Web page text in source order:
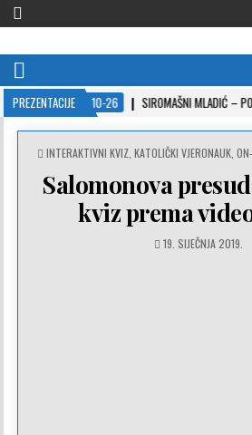
VJERONAUČNI PORTAL
PREZENTACIJE
2022-10-26 SIROMAŠNI MLADIĆ – POUČNA
POSTED
INTERAKTIVNI KVIZ KATOLIČKI VJERONAUK
Salomonova
kviz prema
19. SIJEČNJA 2019.